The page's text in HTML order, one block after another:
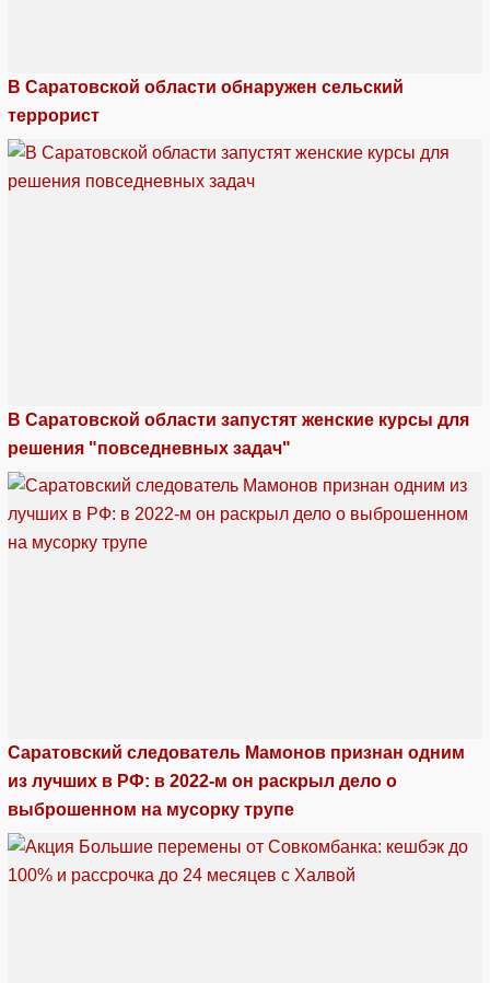
В Саратовской области обнаружен сельский
террорист
В Саратовской области запустят женские курсы для
решения "повседневных задач"
Саратовский следователь Мамонов признан одним
из лучших в РФ: в 2022-м он раскрыл дело о
выброшенном на мусорку трупе